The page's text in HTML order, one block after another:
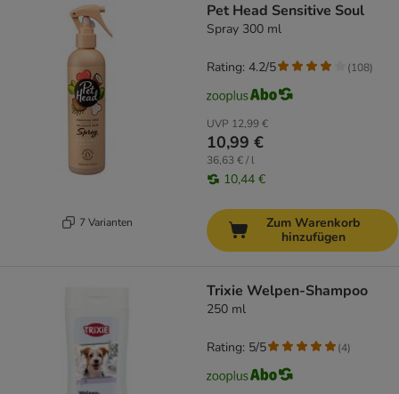
7 Varianten
Pet Head Sensitive Soul
Spray 300 ml
UVP 12,99 €
10,99 €
36,63 € / l
10,44 €
Rating: 4.2/5 (108)
Zum Warenkorb
hinzufügen
Trixie Welpen-Shampoo
250 ml
Rating: 5/5 (4)